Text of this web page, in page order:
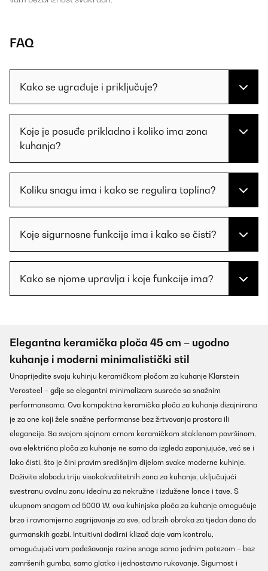
FAQ
Kako se ugrađuje i priključuje?
Koje je posuđe prikladno i koliko ima zona
kuhanja?
Koliku snagu ima i kako se regulira toplina?
Koje sigurnosne funkcije ima i kako se čisti?
Kako se njome upravlja i koje funkcije ima?
Elegantna keramička ploča 45 cm – ugodno
kuhanje i moderni minimalistički stil
Unaprijedite svoju kuhinju keramičkom pločom za kuhanje Klarstein
Verosteel – gdje se elegantni minimalizam susreće sa snažnim
performansama. Ova kompaktna keramička ploča za kuhanje dizajnirana
je za one koji žele snažne performanse bez žrtvovanja prostora ili
elegancije. Sa svojom sjajnom crnom keramičkom staklenom površinom,
ova električna ploča za kuhanje ne samo da izgleda zapanjujuće, već se i
lako čisti, što je čini pravim središnjim dijelom svake moderne kuhinje.
Doživite slobodu triju visokokvalitetnih zona za kuhanje, uključujući
svestranu ovalnu zonu idealnu za nekružne i izdužene lonce i tave. S
ukupnom snagom od 5000 W, ova kuhinjska ploča za kuhanje omogućuje
brzo i ravnomjerno zagrijavanje za sve, od brzih obroka za tjedan dana do
gurmanskih gozbi. Intuitivni dodirni klizač daje vam kontrolu,
omogućujući vam podešavanje razine snage samo jednim potezom – bez
zamršenih gumba, samo glatko i jednostavno rukovanje. Sigurnost i